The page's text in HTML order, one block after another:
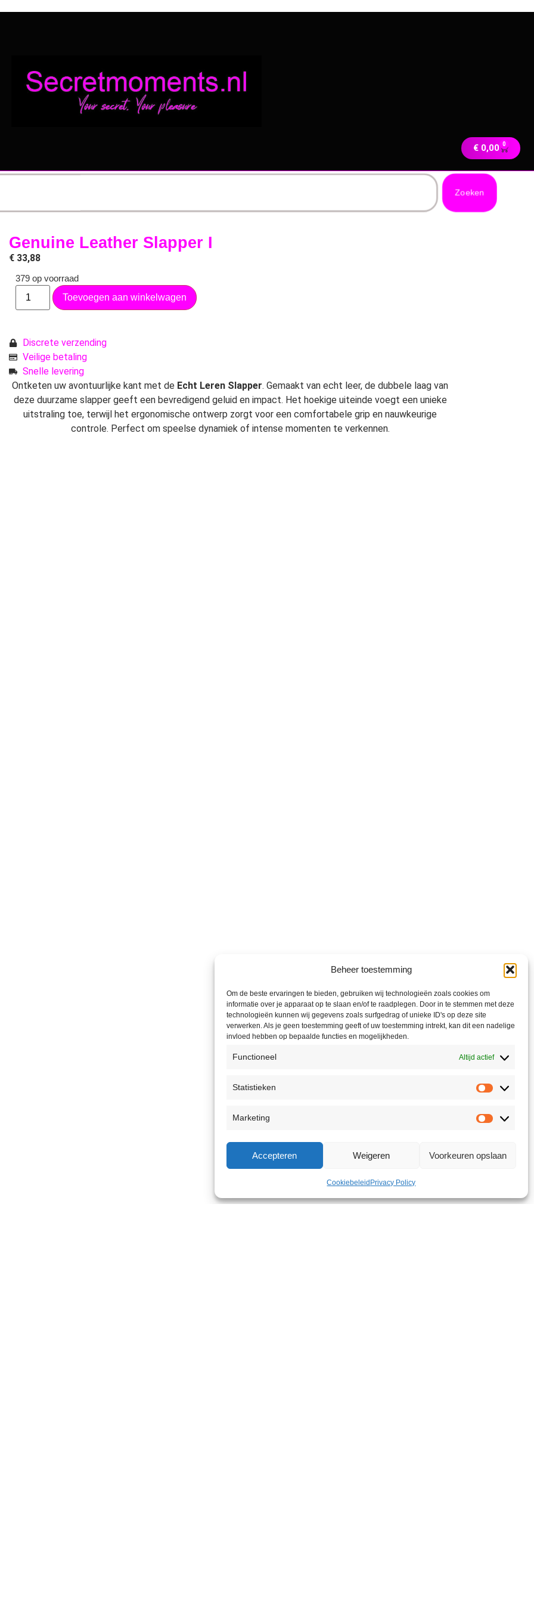
Beheer toestemming
Om de beste ervaringen te bieden, gebruiken wij technologieën zoals cookies om
informatie over je apparaat op te slaan en/of te raadplegen. Door in te stemmen met deze
technologieën kunnen wij gegevens zoals surfgedrag of unieke ID's op deze site
verwerken. Als je geen toestemming geeft of uw toestemming intrekt, kan dit een nadelige
invloed hebben op bepaalde functies en mogelijkheden.
Functioneel Altijd actief
Statistieken
Marketing
Accepteren Weigeren Voorkeuren opslaan
Cookiebeleid Privacy Policy
€0,00 0
Zoeken
Genuine Leather Slapper I
€ 33,88
379 op voorraad
Toevoegen aan winkelwagen
Discrete verzending
Veilige betaling
Snelle levering
Ontketen uw avontuurlijke kant met de Echt Leren Slapper. Gemaakt van echt leer, de dubbele laag van
deze duurzame slapper geeft een bevredigend geluid en impact. Het hoekige uiteinde voegt een unieke
uitstraling toe, terwijl het ergonomische ontwerp zorgt voor een comfortabele grip en nauwkeurige
controle. Perfect om speelse dynamiek of intense momenten te verkennen.